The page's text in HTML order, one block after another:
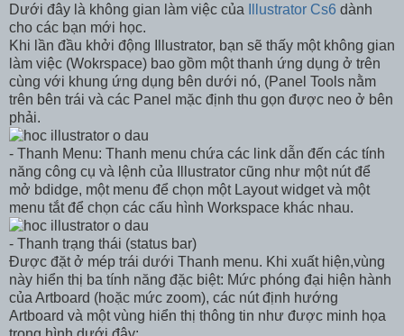
Dưới đây là không gian làm việc của Illustrator Cs6 dành
cho các bạn mới học.
Khi lần đầu khởi động Illustrator, bạn sẽ thấy một không gian
làm việc (Wokrspace) bao gồm một thanh ứng dụng ở trên
cùng với khung ứng dụng bên dưới nó, (Panel Tools nằm
trên bên trái và các Panel mặc định thu gọn được neo ở bên
phải.
- Thanh Menu: Thanh menu chứa các link dẫn đến các tính
năng công cụ và lệnh của Illustrator cũng như một nút để
mở bdidge, một menu để chọn một Layout widget và một
menu tắt để chọn các cấu hình Workspace khác nhau.
- Thanh trạng thái (status bar)
Được đặt ở mép trái dưới Thanh menu. Khi xuất hiện,vùng
này hiển thị ba tính năng đặc biệt: Mức phóng đại hiện hành
của Artboard (hoặc mức zoom), các nút định hướng
Artboard và một vùng hiển thị thông tin như được minh họa